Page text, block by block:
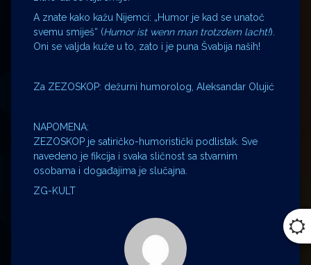
A znate kako kažu Nijemci: „Humor je kad se unatoč
svemu smiješ“ (Humor ist wenn man trotzdem lacht!).
Oni se valjda kuže u to, zato i je puna Švabija naših!
Za ZEZOSKOP: dežurni humorolog, Aleksandar Olujić
NAPOMENA:
ZEZOSKOP je satiričko-humoristički podlistak. Sve
navedeno je fikcija i svaka sličnost sa stvarnim
osobama i događajima je slučajna.
ZG-KULT